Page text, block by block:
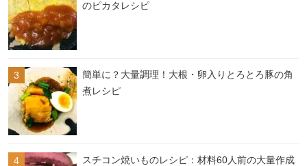
のピカタレシピ
簡単に？大量調理！大根・卵入りとろとろ豚の角
煮レシピ
スチコン焼いものレシピ：材料60人前の大量作成